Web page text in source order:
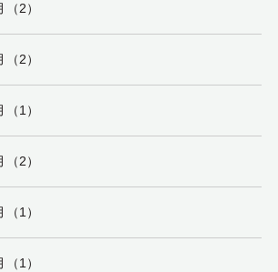
2）
2）
1）
2）
1）
1）